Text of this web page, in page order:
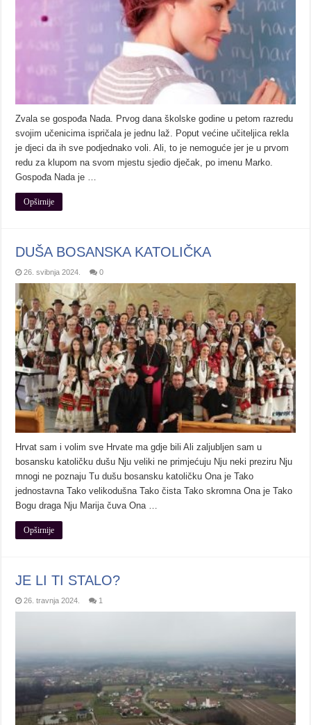
Zvala se gospođa Nada. Prvog dana školske godine u petom razredu
svojim učenicima ispričala je jednu laž. Poput većine učiteljica rekla
je djeci da ih sve podjednako voli. Ali, to je nemoguće jer je u prvom
redu za klupom na svom mjestu sjedio dječak, po imenu Marko.
Gospođa Nada je …
Opširnije
DUŠA BOSANSKA KATOLIČKA
26. svibnja 2024. 0
Hrvat sam i volim sve Hrvate ma gdje bili Ali zaljubljen sam u
bosansku katoličku dušu Nju veliki ne primjećuju Nju neki preziru Nju
mnogi ne poznaju Tu dušu bosansku katoličku Ona je Tako
jednostavna Tako velikodušna Tako čista Tako skromna Ona je Tako
Bogu draga Nju Marija čuva Ona …
Opširnije
JE LI TI STALO?
26. travnja 2024. 1